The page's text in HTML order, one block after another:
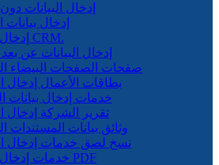
إدخال البيانات
إدخال
إدخال بيانات CRM.
VPN / إدخال البيانات عن بعد
صفحات الصفحات البيضاء
بطاقات الأعمال إدخال
خدمات إدخال بيانات
تقرير الشركة إدخال
وثائق بيانات المستندات
نسخ لصق خدمات إدخال
خدمات إدخال بيانات PDF